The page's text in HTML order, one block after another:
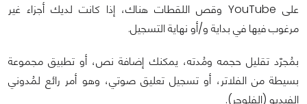
على YouTube وقص اللقطات هناك، إذا كانت لديك أجزاء غير
مرغوب فيها في بداية و/أو نهاية التسجيل.
بمُجرّد تقليل حجمه ومُدته، يمكنك إضافة نص، أو تطبيق مجموعة
بسيطة من الفلاتر، أو تسجيل تعليق صوتي، وهو أمر رائع لمُدوني
الفيديو (الفلوجر).